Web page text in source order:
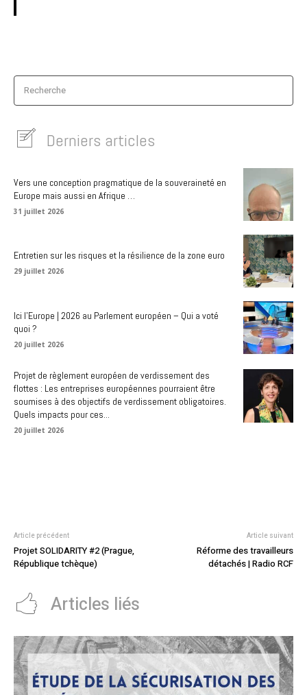
Recherche
Derniers articles
Vers une conception pragmatique de la souveraineté en
Europe mais aussi en Afrique …
31 juillet 2026
Entretien sur les risques et la résilience de la zone euro
29 juillet 2026
Ici l’Europe | 2026 au Parlement européen – Qui a voté
quoi ?
20 juillet 2026
Projet de règlement européen de verdissement des
flottes : Les entreprises européennes pourraient être
soumises à des objectifs de verdissement obligatoires.
Quels impacts pour ces...
20 juillet 2026
Article précédent
Projet SOLIDARITY #2 (Prague,
République tchèque)
Article suivant
Réforme des travailleurs
détachés | Radio RCF
Articles liés